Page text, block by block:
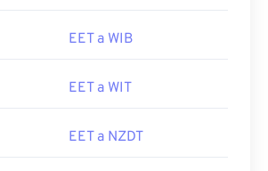
EET a WIB
EET a WIT
EET a NZDT